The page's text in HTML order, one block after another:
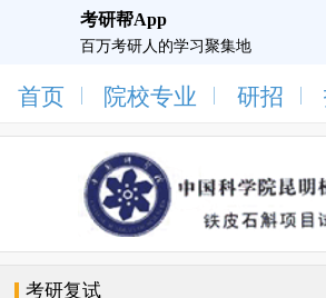
考研帮App
百万考研人的学习聚集地
首页 院校专业 研招
考研复试